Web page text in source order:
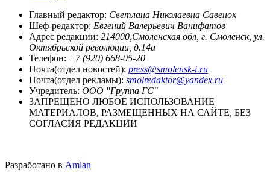
Главный редактор: Светлана Николаевна Савенок
Шеф-редактор: Евгений Валерьевич Ванифатов
Адрес редакции: 214000,Смоленская обл, г. Смоленск, ул.
Октябрьской революции, д.14а
Телефон: +7 (920) 668-05-20
Почта(отдел новостей): press@smolensk-i.ru
Почта(отдел рекламы): smolredaktor@yandex.ru
Учредитель: ООО "Группа ГС"
ЗАПРЕЩЕНО ЛЮБОЕ ИСПОЛЬЗОВАНИЕ
МАТЕРИАЛОВ, РАЗМЕЩЕННЫХ НА САЙТЕ, БЕЗ
СОГЛАСИЯ РЕДАКЦИИ
Разработано в Amlan